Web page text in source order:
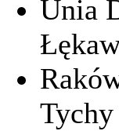
Unia